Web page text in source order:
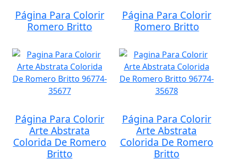
Página Para Colorir
Romero Britto
Página Para Colorir
Romero Britto
Página Para Colorir
Arte Abstrata
Colorida De Romero
Britto
Página Para Colorir
Arte Abstrata
Colorida De Romero
Britto